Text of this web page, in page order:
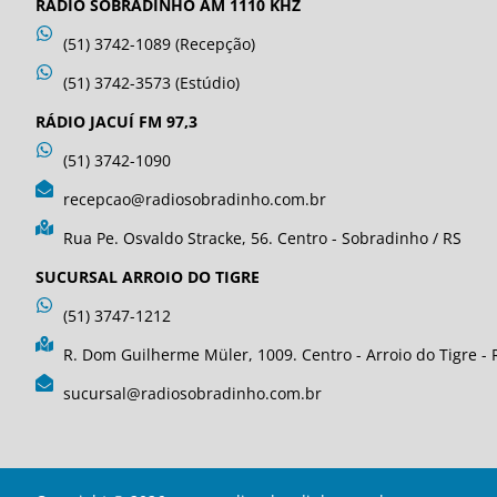
RÁDIO SOBRADINHO AM 1110 KHZ
(51) 3742-1089 (Recepção)
(51) 3742-3573 (Estúdio)
RÁDIO JACUÍ FM 97,3
(51) 3742-1090
recepcao@radiosobradinho.com.br
Rua Pe. Osvaldo Stracke, 56. Centro - Sobradinho / RS
SUCURSAL ARROIO DO TIGRE
(51) 3747-1212
R. Dom Guilherme Müler, 1009. Centro - Arroio do Tigre -
sucursal@radiosobradinho.com.br